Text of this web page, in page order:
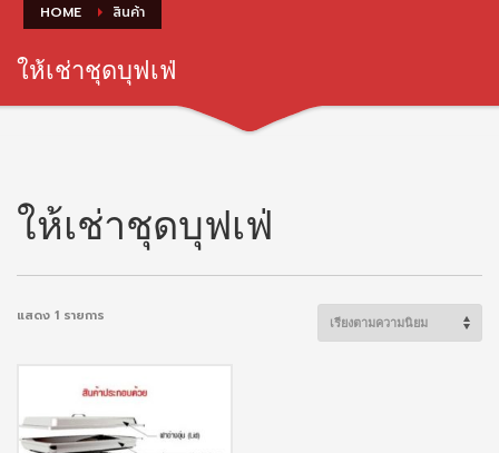
HOME สินค้า
ให้เช่าชุดบุฟเฟ่
ให้เช่าชุดบุฟเฟ่
แสดง 1 รายการ